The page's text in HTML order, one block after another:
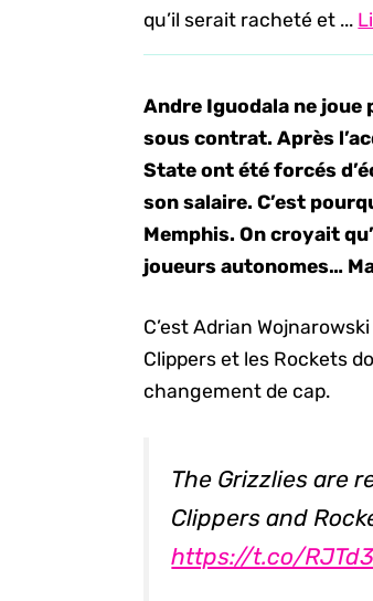
qu’il serait racheté et ...
Andre Iguodala ne joue
sous contrat. Après
State ont été forcés
son salaire. C’est
Memphis. On croyait
joueurs autonomes…
C’est Adrian
Clippers et les Rockets
changement de cap.
The Grizzlies are
Clippers and
https://t.co/